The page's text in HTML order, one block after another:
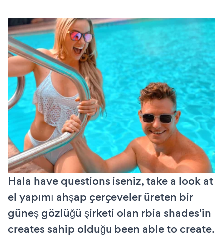
Hala have questions iseniz, take a look at
el yapımı ahşap çerçeveler üreten bir
güneş gözlüğü şirketi olan rbia shades'in
creates sahip olduğu been able to create.